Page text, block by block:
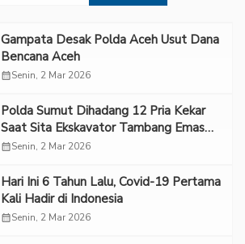
Gampata Desak Polda Aceh Usut Dana
Bencana Aceh
calendar_monthSenin, 2 Mar 2026
Polda Sumut Dihadang 12 Pria Kekar
Saat Sita Ekskavator Tambang Emas
Ilegal di Madina
calendar_monthSenin, 2 Mar 2026
Hari Ini 6 Tahun Lalu, Covid-19 Pertama
Kali Hadir di Indonesia
calendar_monthSenin, 2 Mar 2026